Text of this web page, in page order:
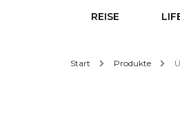
REISE
Start Produkte